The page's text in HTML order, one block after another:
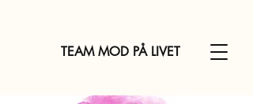
TEAM MOD PÅ LIVET